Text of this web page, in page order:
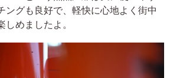
ングも良好で、軽快に心地よく街中
めましたよ。